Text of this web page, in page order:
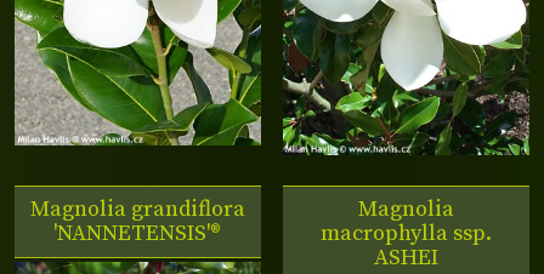
Magnolia grandiflora
'NANNETENSIS'®
Magnolia
macrophylla ssp.
ASHEI